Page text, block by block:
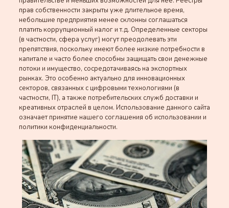
прав собственности закрыты уже длительное время,
небольшие предприятия менее склонны соглашаться
платить коррупционный налог и т.д. Определенные секторы
(в частности, сфера услуг) могут преодолевать эти
препятствия, поскольку имеют более низкие потребности в
капитале и часто более способны защищать свои денежные
потоки и имущество, сосредотачиваясь на экспортных
рынках. Это особенно актуально для инновационных
секторов, связанных с цифровыми технологиями (в
частности, IТ), а также потребительских служб доставки и
креативных отраслей в целом. Использование данного сайта
означает принятие нашего соглашения об использовании и
политики конфиденциальности.